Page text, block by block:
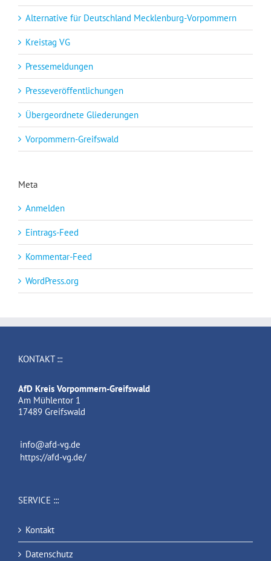
Alternative für Deutschland Mecklenburg-Vorpommern
Kreistag VG
Pressemeldungen
Presseveröffentlichungen
Übergeordnete Gliederungen
Vorpommern-Greifswald
Meta
Anmelden
Eintrags-Feed
Kommentar-Feed
WordPress.org
KONTAKT :::
AfD Kreis Vorpommern-Greifswald
Am Mühlentor 1
17489 Greifswald
info@afd-vg.de
https://afd-vg.de/
SERVICE :::
Kontakt
Datenschutz